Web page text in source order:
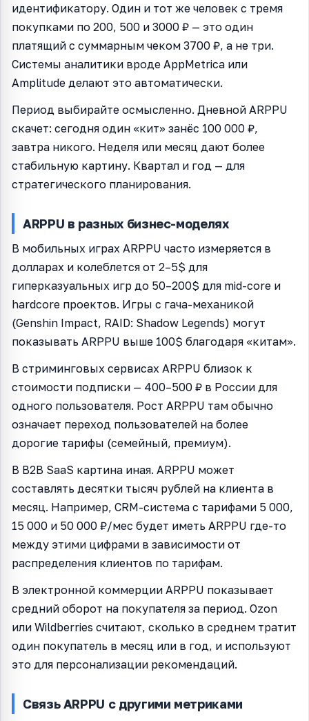
идентификатору. Один и тот же человек с тремя
покупками по 200, 500 и 3000 ₽ — это один
платящий с суммарным чеком 3700 ₽, а не три.
Системы аналитики вроде AppMetrica или
Amplitude делают это автоматически.
Период выбирайте осмысленно. Дневной ARPPU
скачет: сегодня один «кит» занёс 100 000 ₽,
завтра никого. Неделя или месяц дают более
стабильную картину. Квартал и год — для
стратегического планирования.
ARPPU в разных бизнес-моделях
В мобильных играх ARPPU часто измеряется в
долларах и колеблется от 2–5$ для
гиперказуальных игр до 50–200$ для mid-core и
hardcore проектов. Игры с гача-механикой
(Genshin Impact, RAID: Shadow Legends) могут
показывать ARPPU выше 100$ благодаря «китам».
В стриминговых сервисах ARPPU близок к
стоимости подписки — 400–500 ₽ в России для
одного пользователя. Рост ARPPU там обычно
означает переход пользователей на более
дорогие тарифы (семейный, премиум).
В B2B SaaS картина иная. ARPPU может
составлять десятки тысяч рублей на клиента в
месяц. Например, CRM-система с тарифами 5 000,
15 000 и 50 000 ₽/мес будет иметь ARPPU где-то
между этими цифрами в зависимости от
распределения клиентов по тарифам.
В электронной коммерции ARPPU показывает
средний оборот на покупателя за период. Ozon
или Wildberries считают, сколько в среднем тратит
один покупатель в месяц или в год, и используют
это для персонализации рекомендаций.
Связь ARPPU с другими метриками